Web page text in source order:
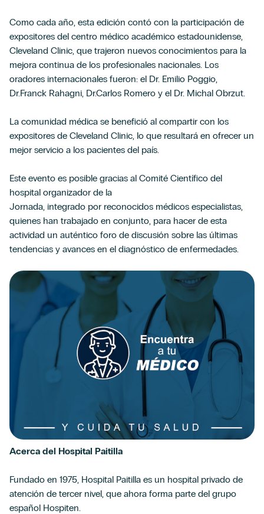
Como cada año, esta edición contó con la participación de
expositores del centro médico académico estadounidense,
Cleveland Clinic, que trajeron nuevos conocimientos para la
mejora continua de los profesionales nacionales. Los
oradores internacionales fueron: el Dr. Emilio Poggio,
Dr.Franck Rahagni, Dr.Carlos Romero y el Dr. Michal Obrzut.
La comunidad médica se benefició al compartir con los
expositores de Cleveland Clinic, lo que resultará en ofrecer un
mejor servicio a los pacientes del país.
Este evento es posible gracias al Comité Científico del
hospital organizador de la
Jornada, integrado por reconocidos médicos especialistas,
quienes han trabajado en conjunto, para hacer de esta
actividad un auténtico foro de discusión sobre las últimas
tendencias y avances en el diagnóstico de enfermedades.
Acerca del Hospital Paitilla
Fundado en 1975, Hospital Paitilla es un hospital privado de
atención de tercer nivel, que ahora forma parte del grupo
español Hospiten.